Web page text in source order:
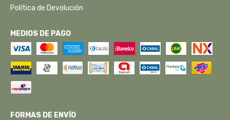
Política de Devolución
MEDIOS DE PAGO
FORMAS DE ENVÍO